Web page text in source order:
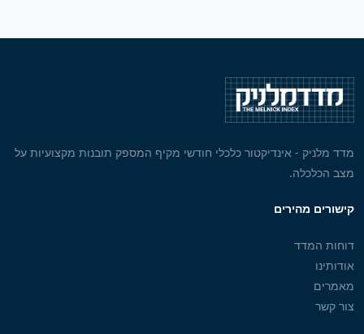
מדד מלניק - אינדיקטור כלכלי חודשי מקיף המספק תובנות מקצועיות על
מצב הכלכלה.
קישורים מהירים
דוחות המדד
אודותינו
מאמרים
צור קשר